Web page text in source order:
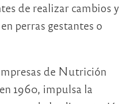
de realizar cambios y
perras gestantes o
de Nutrición
1960, impulsa la